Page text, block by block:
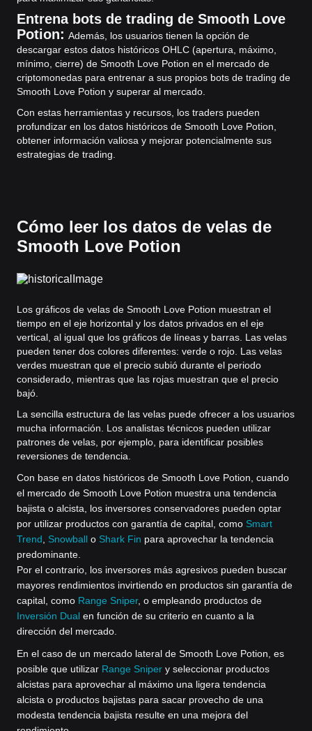
Entrena bots de trading de Smooth Love
Potion: Además, los usuarios tienen la opción de
descargar estos datos históricos OHLC (apertura, máximo,
mínimo, cierre) de Smooth Love Potion en el mercado de
criptomonedas para entrenar a sus propios bots de trading de
Smooth Love Potion y superar al mercado.
Con estas herramientas y recursos, los traders pueden
profundizar en los datos históricos de Smooth Love Potion,
obtener información valiosa y mejorar potencialmente sus
estrategias de trading.
Cómo leer los datos de velas de
Smooth Love Potion
Los gráficos de velas de Smooth Love Potion muestran el
tiempo en el eje horizontal y los datos privados en el eje
vertical, al igual que los gráficos de líneas y barras. Las velas
pueden tener dos colores diferentes: verde o rojo. Las velas
verdes muestran que el precio subió durante el periodo
considerado, mientras que las rojas muestran que el precio
bajó.
La sencilla estructura de las velas puede ofrecer a los usuarios
mucha información. Los analistas técnicos pueden utilizar
patrones de velas, por ejemplo, para identificar posibles
reversiones de tendencia.
Con base en datos históricos de Smooth Love Potion, cuando
el mercado de Smooth Love Potion muestra una tendencia
bajista o alcista, los inversores conservadores pueden optar
por utilizar productos con garantía de capital, como Smart
Trend
Snowball o Shark Fin para aprovechar la tendencia
predominante.
Por el contrario, los inversores más agresivos pueden buscar
mayores rendimientos invirtiendo en productos sin garantía de
capital, como Range Sniper, o empleando productos de
Inversión Dual en función de su criterio en cuanto a la
dirección del mercado.
En el caso de un mercado lateral de Smooth Love Potion, es
posible que utilizar Range Sniper y seleccionar productos
alcistas para aprovechar al máximo una ligera tendencia
alcista o productos bajistas para sacar provecho de una
modesta tendencia bajista resulte en una mejora del